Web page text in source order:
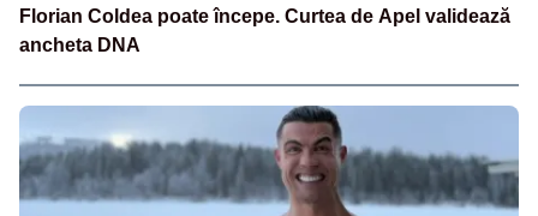
Florian Coldea poate începe. Curtea de Apel validează
ancheta DNA